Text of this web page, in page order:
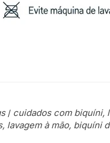
/ cuidados com biquíni,
lavagem à mão, biquíni